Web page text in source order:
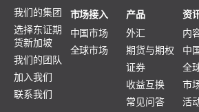
我们的集团
选择东证期
货新加坡
我们的团队
加入我们
联系我们
市场接入
中国市场
全球市场
产品
外汇
期货与期权
证券
收益互换
常见问答
资
内
中
全
市
活